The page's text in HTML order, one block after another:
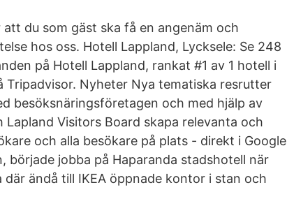
att du som gäst ska få en angenäm och
hos oss. Hotell Lappland, Lycksele: Se 248
på Hotell Lappland, rankat #1 av 1 hotell i
Tripadvisor. Nyheter Nya tematiska resrutter
besöksnäringsföretagen och med hjälp av
Visitors Board skapa relevanta och
och alla besökare på plats - direkt i Google
började jobba på Haparanda stadshotell när
ändå till IKEA öppnade kontor i stan och